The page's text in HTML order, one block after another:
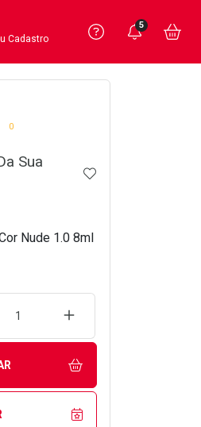
Conta
Cadastro
Precisa
Ver Recursos
Você
5
0
Sua
ADICIONAR AOS
Nude 1.0 8ml
UMA UNIDADEAUMENTAR UMA